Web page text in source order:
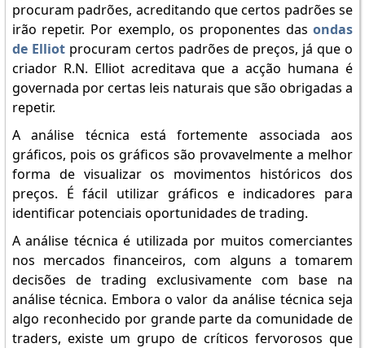
procuram padrões, acreditando que certos padrões se
irão repetir. Por exemplo, os proponentes dasondas
de Elliotprocuram certos padrões de preços, já que o
criador R.N. Elliot acreditava que a acção humana é
governada por certas leis naturais que são obrigadas a
repetir.
A análise técnica está fortemente associada aos
gráficos, pois os gráficos são provavelmente a melhor
forma de visualizar os movimentos históricos dos
preços. É fácil utilizar gráficos e indicadores para
identificar potenciais oportunidades de trading.
A análise técnica é utilizada por muitos comerciantes
nos mercados financeiros, com alguns a tomarem
decisões de trading exclusivamente com base na
análise técnica. Embora o valor da análise técnica seja
algo reconhecido por grande parte da comunidade de
traders, existe um grupo de críticos fervorosos que